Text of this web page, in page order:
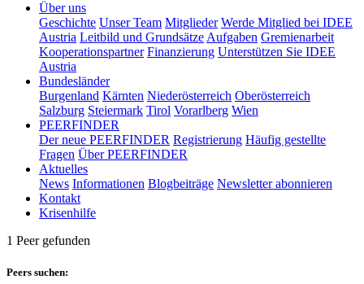
Über uns
Geschichte Unser Team Mitglieder Werde Mitglied bei IDEE
Austria Leitbild und Grundsätze Aufgaben Gremienarbeit
Kooperationspartner Finanzierung Unterstützen Sie IDEE
Austria
Bundesländer
Burgenland Kärnten Niederösterreich Oberösterreich
Salzburg Steiermark Tirol Vorarlberg Wien
PEERFINDER
Der neue PEERFINDER Registrierung Häufig gestellte
Fragen Über PEERFINDER
Aktuelles
News Informationen Blogbeiträge Newsletter abonnieren
Kontakt
Krisenhilfe
1 Peer gefunden
Peers suchen: